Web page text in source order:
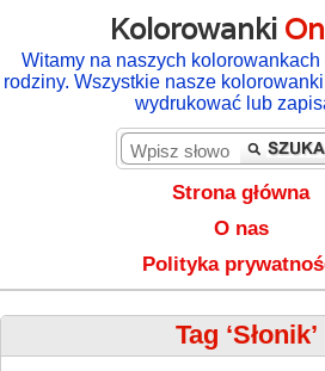
Kolorowanki
Witamy na naszych kolorowankach
rodziny. Wszystkie nasze
wydrukować lub
Strona główna
O nas
Polityka
Tag ‘Słonik’